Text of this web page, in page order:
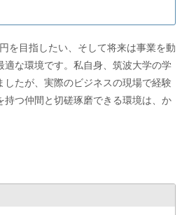
を目指したい、そして将来は事業を動
な環境です。私自身、筑波大学の学
たが、実際のビジネスの現場で経験
つ仲間と切磋琢磨できる環境は、か